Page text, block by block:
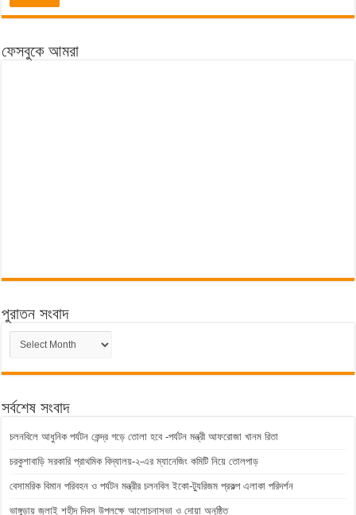
ফেসবুকে আমরা
পুরাতন সংবাদ
পুরাতন
সংবাদ
সর্বশেষ সংবাদ
চলনবিলে আধুনিক পর্যটন কেন্দ্র গড়ে তোলা হবে -পর্যটন মন্ত্রী আফরোজা খানম রিতা
চরকুশাবাড়ি সরকারি প্রাথমিক বিদ্যালয়-২-এর ম্যানেজিং কমিটি নিয়ে তোলপাড়
বেসামরিক বিমান পরিবহন ও পর্যটন মন্ত্রীর চলনবিল ইকো-ট্যুরিজম প্রকল্প এলাকা পরিদর্শন
ভাঙ্গুড়ায় জুলাই শহীদ দিবস উপলক্ষে আলোচনাসভা ও দোয়া অনুষ্ঠিত